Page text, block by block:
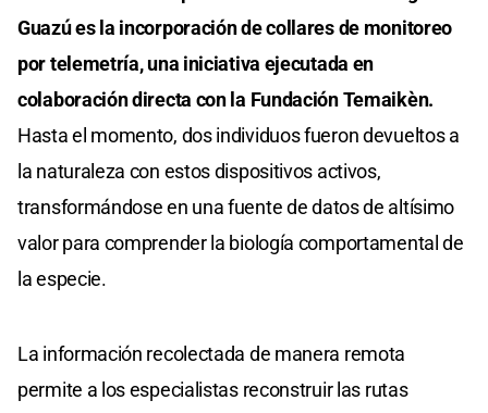
Guazú es la incorporación de collares de monitoreo
por telemetría, una iniciativa ejecutada en
colaboración directa con la Fundación Temaikèn.
Hasta el momento, dos individuos fueron devueltos a
la naturaleza con estos dispositivos activos,
transformándose en una fuente de datos de altísimo
valor para comprender la biología comportamental de
la especie.
La información recolectada de manera remota
permite a los especialistas reconstruir las rutas